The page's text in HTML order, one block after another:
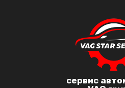
сервис